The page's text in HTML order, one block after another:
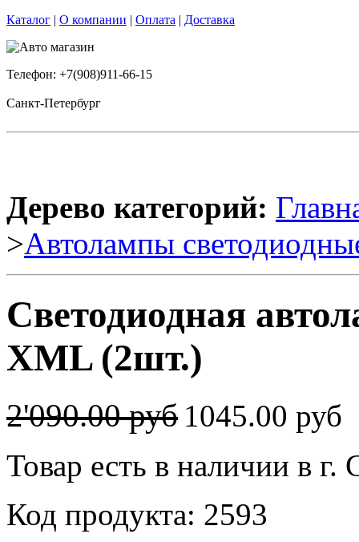
Каталог | О компании | Оплата | Доставка
Телефон: +7(908)911-66-15
Санкт-Петербург
Дерево категорий:
>Автолампы
Светодиодная
XML (2шт.)
2'090.00 руб 1045.00 руб
Товар есть в наличии в г.
Код продукта: 2593